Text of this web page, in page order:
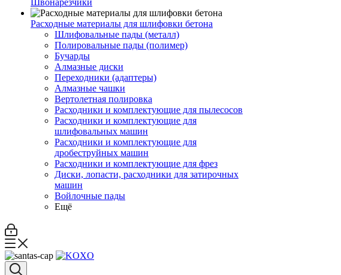
Швонарезчики
Расходные материалы для шлифовки бетона
Шлифовальные пады (металл)
Полировальные пады (полимер)
Бучарды
Алмазные диски
Переходники (адаптеры)
Алмазные чашки
Вертолетная полировка
Расходники и комплектующие для пылесосов
Расходники и комплектующие для
шлифовальных машин
Расходники и комплектующие для
дробеструйных машин
Расходники и комплектующие для фрез
Диски, лопасти, расходники для затирочных
машин
Войлочные пады
Ещё